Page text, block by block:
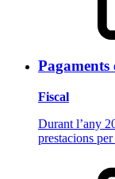
Pagaments
Fiscal
Durant l’any
prestacions